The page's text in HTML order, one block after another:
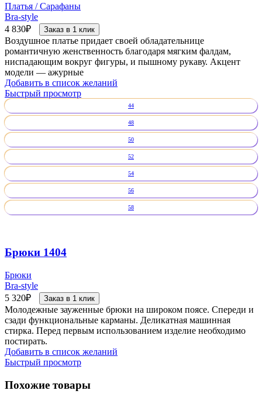
Платья / Сарафаны
Bra-style
4 830₽ Заказ в 1 клик
Воздушное платье придает своей обладательнице
романтичную женственность благодаря мягким фалдам,
ниспадающим вокруг фигуры, и пышному рукаву. Акцент
модели — ажурные
Добавить в список желаний
Быстрый просмотр
44
48
50
52
54
56
58
Брюки 1404
Брюки
Bra-style
5 320₽ Заказ в 1 клик
Молодежные зауженные брюки на широком поясе. Спереди и
сзади функциональные карманы. Деликатная машинная
стирка. Перед первым использованием изделие необходимо
постирать.
Добавить в список желаний
Быстрый просмотр
Похожие товары